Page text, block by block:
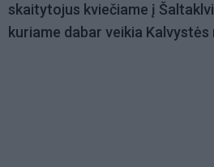
skaitytojus kviečiame į
kuriame dabar veikia Kalvystės